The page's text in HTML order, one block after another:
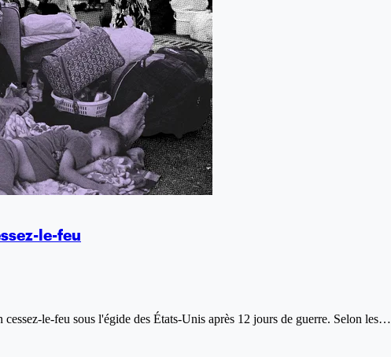
le-feu
le-feu sous l'égide des États-Unis après 12 jours de guerre. Selon les…